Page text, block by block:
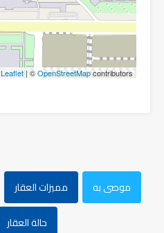
Leaflet | ©OpenStreetMapcontributors
موصى به مميزات العقار
حالة العقار